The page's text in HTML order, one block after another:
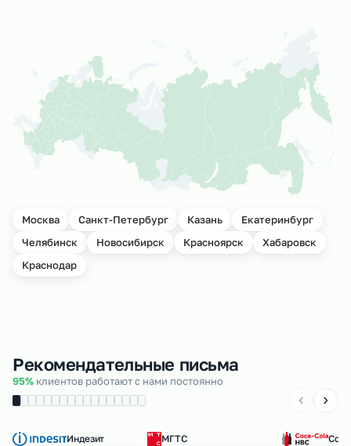
Москва Санкт-Петербург Казань
Екатеринбург
Челябинск
Новосибирск Красноярск
Хабаровск
Краснодар
Рекомендательные письма
95% клиентов работают с нами постоянно
Индезит МГТС